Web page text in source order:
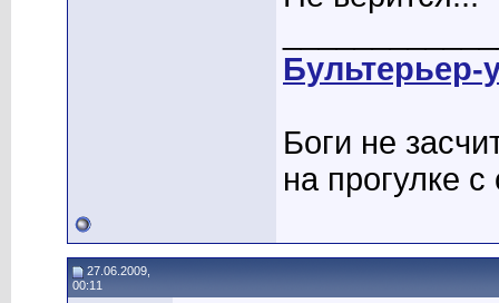
Бультерьер-
Боги не
на прогулке
27.06.2009,
00:11